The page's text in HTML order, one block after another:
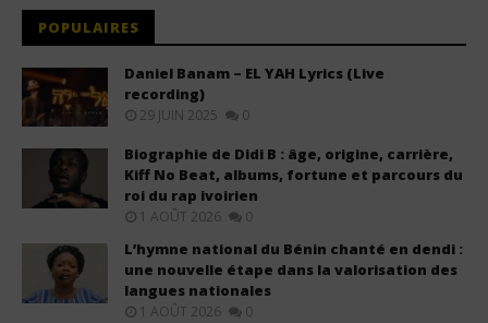
POPULAIRES
Daniel Banam – EL YAH Lyrics (Live
recording)
29 JUIN 2025 0
Biographie de Didi B : âge, origine, carrière,
Kiff No Beat, albums, fortune et parcours du
roi du rap ivoirien
1 AOÛT 2026 0
L’hymne national du Bénin chanté en dendi :
une nouvelle étape dans la valorisation des
langues nationales
1 AOÛT 2026 0